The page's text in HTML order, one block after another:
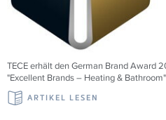
TECE erhält den German Brand Award
"Excellent Brands – Heating & Bathroom"
ARTIKEL LESEN